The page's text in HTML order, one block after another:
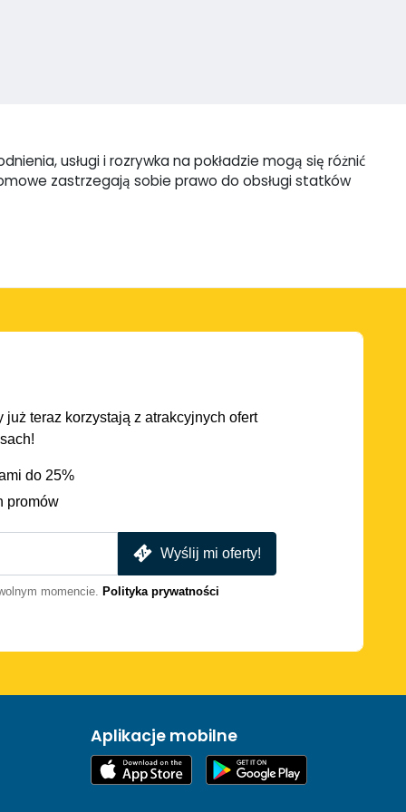
usługi i rozrywka na pokładzie mogą się różnić
zastrzegają sobie prawo do obsługi statków
już teraz korzystają z atrakcyjnych ofert
do 25%
promów
Wyślij mi oferty!
momencie. Polityka prywatności
Aplikacje mobilne